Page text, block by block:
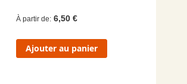
À partir de 6,50 €
Ajouter au panier